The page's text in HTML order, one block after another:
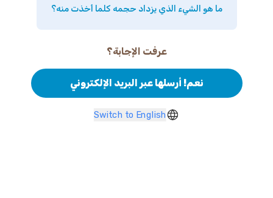
ما هو الشيء الذي يزداد حجمه كلما أخذت منه؟
عرفت الإجابة؟
نعم! أرسلها عبر البريد الإلكتروني
Switch to English